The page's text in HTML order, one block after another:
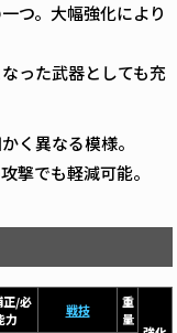
つ。大幅強化により
った武器としても充
く異なる模様。
撃でも軽減可能。
正/必
力
戦技
重
量